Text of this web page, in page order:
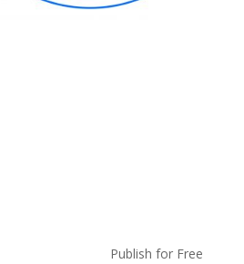
Publish for Free